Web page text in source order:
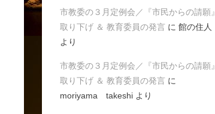
市教委の３月定例会／『市民からの請願』
取り下げ ＆ 教育委員の発言に 館の住人
より
市教委の３月定例会／『市民からの請願』
取り下げ ＆ 教育委員の発言に
moriyama takeshiより